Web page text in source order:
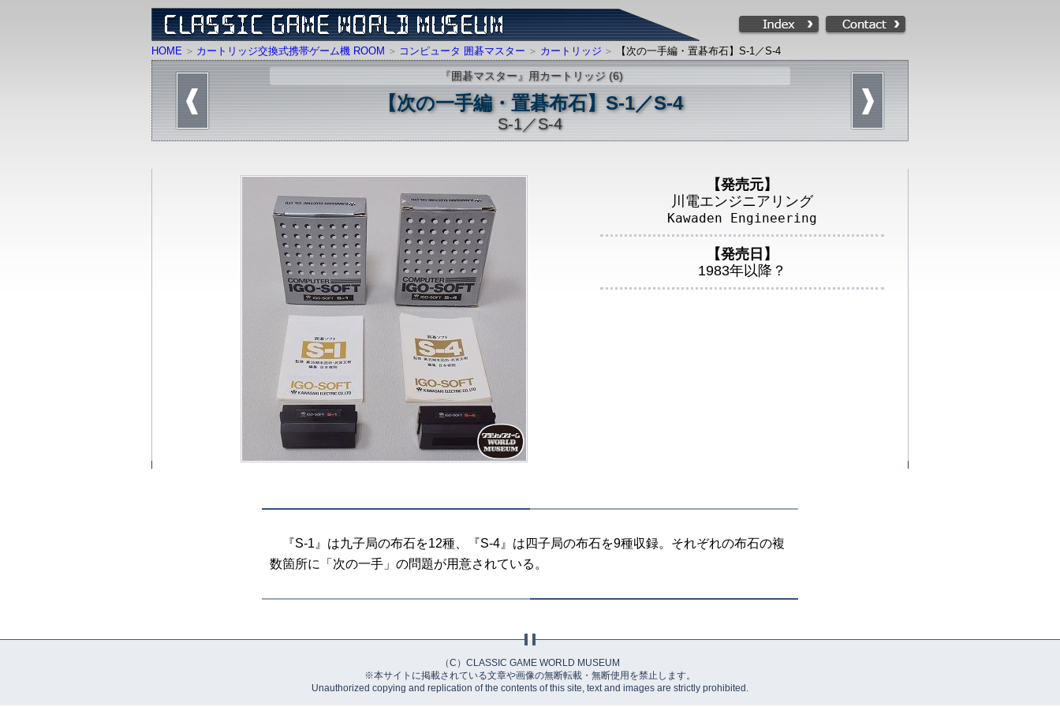
HOME カートリッジ交換式携帯ゲーム機 ROOM コンピュータ 囲碁マスター カートリッジ 【次の一手編・置碁布石】S-1／S-4
『囲碁マスター』用カートリッジ (6)
【次の一手編・置碁布石】S-1／S-4
S-1／S-4
【発売元】
川電エンジニアリング
Kawaden Engineering
【発売日】
1983年以降？
『S-1』は九子局の布石を12種、『S-4』は四子局の布石を9種収録。それぞれの布石の複
数箇所に「次の一手」の問題が用意されている。
（C）CLASSIC GAME WORLD MUSEUM
※本サイトに掲載されている文章や画像の無断転載・無断使用を禁止します。
Unauthorized copying and replication of the contents of this site, text and images are strictly prohibited.